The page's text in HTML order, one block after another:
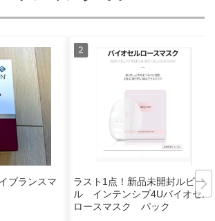
ブランスマ
ラスト1点！新品未開封ルビーセ
ル インテンシブ4Uバイオセル
ロースマスク パック